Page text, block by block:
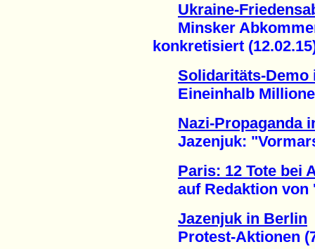
Ukraine-
Minsker
konkretisiert
Solidaritäts-Demo
Eineinhalb
Nazi-Propaganda
Jazenjuk:
Paris: 12 Tote bei
auf Redaktion von
Jazenjuk in Berlin
Protest-Aktionen